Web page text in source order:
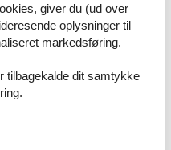
curtains. This is a non-
on-site and free Wi-Fi.
giver du (ud over
oplysninger til
markedsføring.
tilbagekalde dit samtykke